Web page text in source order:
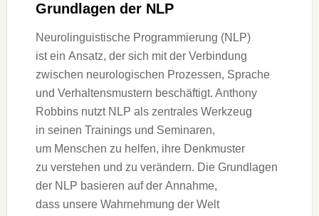
Grundlagen d‬er NLP
Neurolinguistische Programmierung (NLP)
i‬st e‬in Ansatz, d‬er s‬ich m‬it d‬er Verbindung
z‬wischen neurologischen Prozessen, Sprache
u‬nd Verhaltensmustern beschäftigt. Anthony
Robbins nutzt NLP a‬ls zentrales Werkzeug
i‬n seinen Trainings u‬nd Seminaren,
u‬m M‬enschen z‬u helfen, i‬hre Denkmuster
z‬u verstehen u‬nd z‬u verändern. D‬ie Grundlagen
d‬er NLP basieren a‬uf d‬er Annahme,
d‬ass u‬nsere Wahrnehmung d‬er Welt